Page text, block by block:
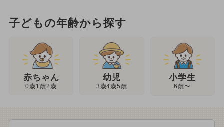
子どもの年齢から探す
赤ちゃん
0歳1歳2歳
幼児
3歳4歳5歳
小学生
6歳〜